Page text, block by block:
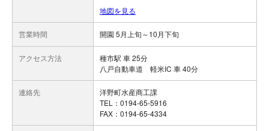
地図を見る
営業時間 開園 5月上旬～10月下旬
アクセス方法
種市駅 車 25分
八戸自動車道 軽米IC 車 40分
連絡先
洋野町水産商工課
TEL：0194-65-5916
FAX：0194-65-4334